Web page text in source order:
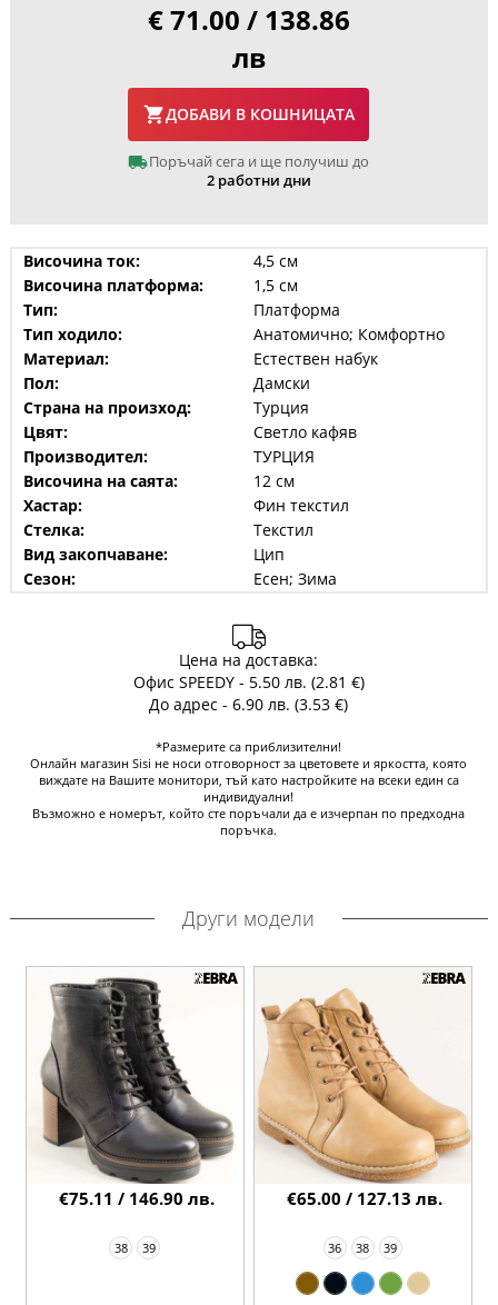
€ 71.00 / 138.86
лв
ДОБАВИ В КОШНИЦАТА
Поръчай сега и ще получиш до
2 работни дни
Височина ток:
4,5 см
Височина платформа:
1,5 см
Тип:
Платформа
Тип ходило:
Анатомично; Комфортно
Материал:
Естествен набук
Пол:
Дамски
Страна на произход:
Турция
Цвят:
Светло кафяв
Производител:
ТУРЦИЯ
Височина на саята:
12 см
Хастар:
Фин текстил
Стелка:
Текстил
Вид закопчаване:
Цип
Сезон:
Есен; Зима
Цена на доставка:
Офис SPEEDY - 5.50 лв. (2.81 €)
До адрес - 6.90 лв. (3.53 €)
*Размерите са приблизителни!
Онлайн магазин Sisi не носи отговорност за цветовете и яркостта, която
виждате на Вашите монитори, тъй като настройките на всеки един са
индивидуални!
Възможно е номерът, който сте поръчали да е изчерпан по предходна
поръчка.
Други модели
38 39
€75.11 / 146.90 лв.
36 38 39
€65.00 / 127.13 лв.